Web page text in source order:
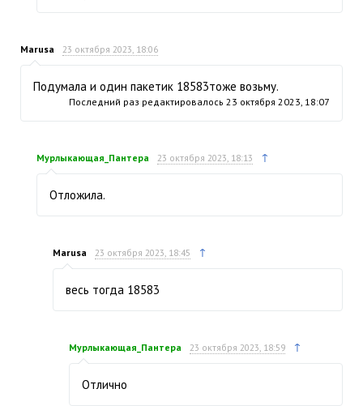
Marusa 23 октября 2023, 18:06
Подумала и один пакетик 18583тоже возьму.
Последний раз редактировалось 23 октября 2023, 18:07
Мурлыкающая_Пантера 23 октября 2023, 18:13 ↑
Отложила.
Marusa 23 октября 2023, 18:45 ↑
весь тогда 18583
Мурлыкающая_Пантера 23 октября 2023, 18:59 ↑
Отлично